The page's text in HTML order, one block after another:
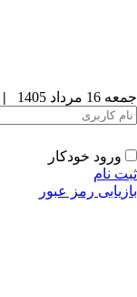
|
English
عبور